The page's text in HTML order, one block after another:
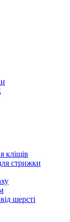
кліщів
стрижки
шерсті